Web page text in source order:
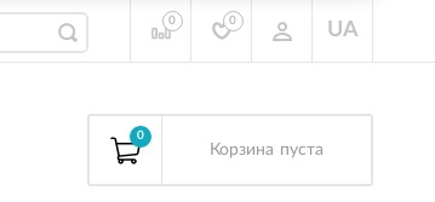
0 0 UA
0
Корзина пуста